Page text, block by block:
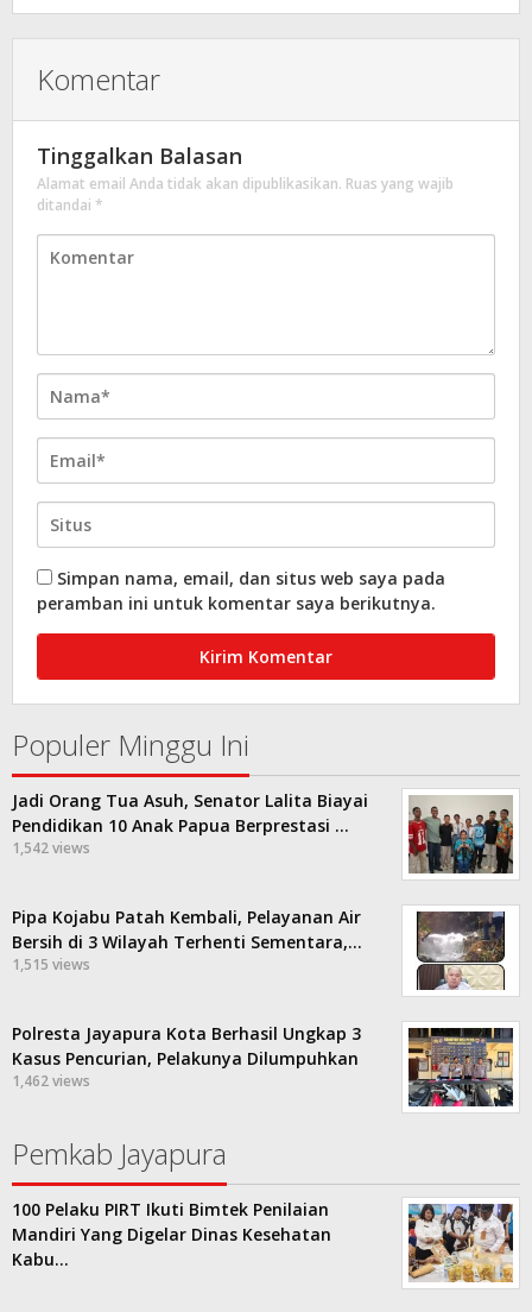
Komentar
Tinggalkan Balasan
Alamat email Anda tidak akan dipublikasikan. Ruas yang wajib
ditandai *
Simpan nama, email, dan situs web saya pada
peramban ini untuk komentar saya berikutnya.
Populer Minggu Ini
Jadi Orang Tua Asuh, Senator Lalita Biayai
Pendidikan 10 Anak Papua Berprestasi …
1,542 views
Pipa Kojabu Patah Kembali, Pelayanan Air
Bersih di 3 Wilayah Terhenti Sementara,…
1,515 views
Polresta Jayapura Kota Berhasil Ungkap 3
Kasus Pencurian, Pelakunya Dilumpuhkan
1,462 views
Pemkab Jayapura
100 Pelaku PIRT Ikuti Bimtek Penilaian
Mandiri Yang Digelar Dinas Kesehatan
Kabu…